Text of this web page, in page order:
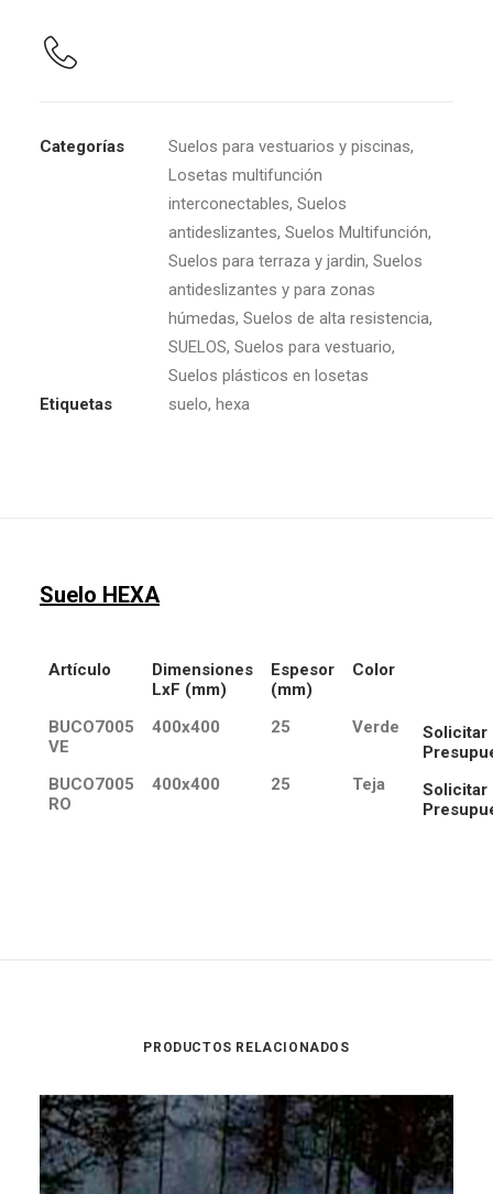
Categorías Suelos para vestuarios y piscinas,
Losetas multifunción
interconectables, Suelos
antideslizantes, Suelos Multifunción,
Suelos para terraza y jardin, Suelos
antideslizantes y para zonas
húmedas, Suelos de alta resistencia,
SUELOS, Suelos para vestuario,
Suelos plásticos en losetas
Etiquetas
suelo, hexa
Suelo HEXA
Artículo
Dimensiones
LxF (mm)
Espesor
(mm)
Color
BUCO7005
VE
400x400 25 Verde
Solicitar
BUCO7005
RO
400x400 25 Teja
Solicitar
PRODUCTOS RELACIONADOS